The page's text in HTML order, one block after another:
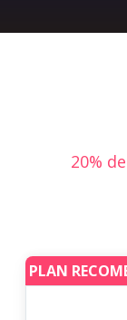
20%
PLAN